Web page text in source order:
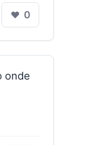
❤ 0
onde